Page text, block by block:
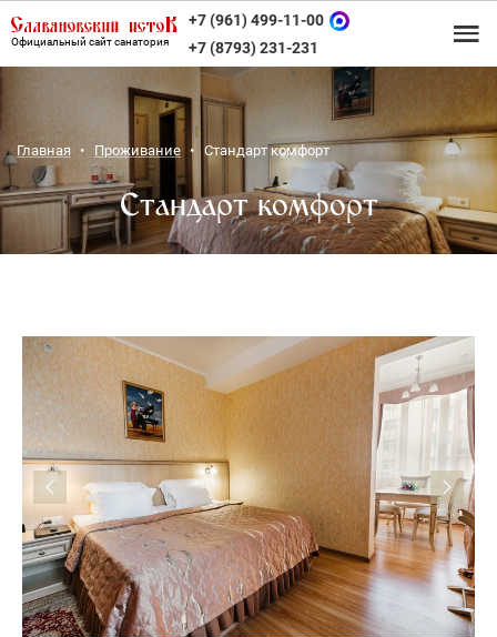
Официальный сайт санатория
+7 (961) 499-11-00
+7 (8793) 231-231
Главная Проживание Стандарт комфорт
Стандарт комфорт